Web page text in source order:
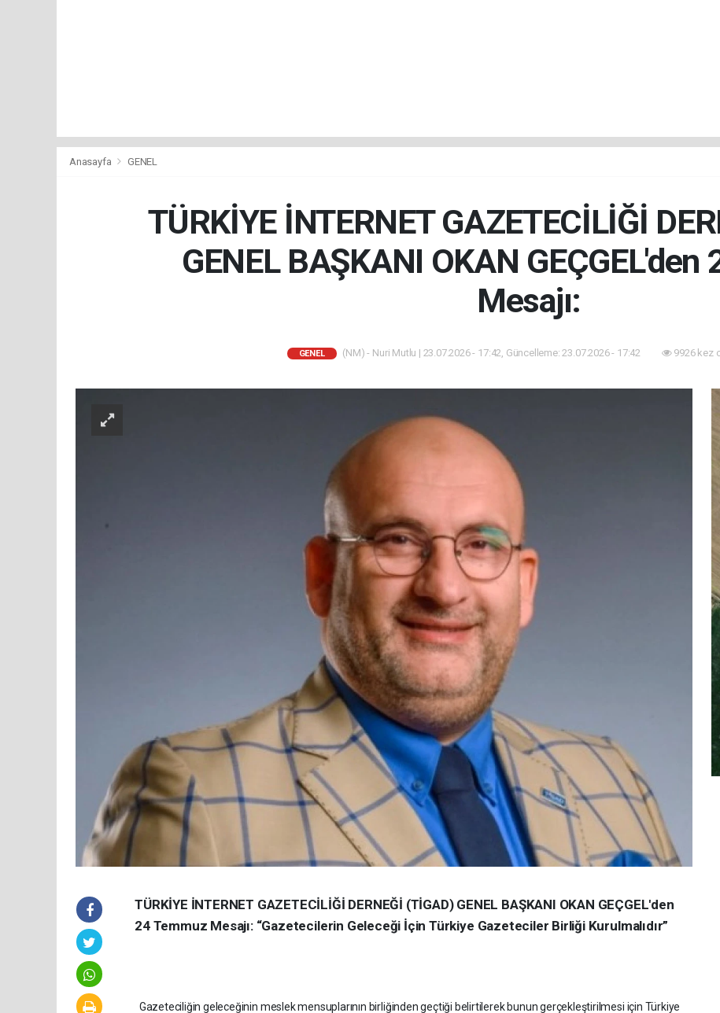
Anasayfa GENEL
TÜRKİYE İNTERNET GAZETECİLİĞİ
GENEL BAŞKANI OKAN GEÇGEL'den
Mesajı:
GENEL (NM) - Nuri Mutlu | 23.07.2026 - 17:42, Güncelleme: 23.07.2026 - 17:42 9926 kez
TÜRKİYE İNTERNET GAZETECİLİĞİ DERNEĞİ (TİGAD) GENEL BAŞKANI OKAN GEÇGEL'den
24 Temmuz Mesajı: “Gazetecilerin Geleceği İçin Türkiye Gazeteciler Birliği Kurulmalıdır”
Gazeteciliğin geleceğinin meslek mensuplarının birliğinden geçtiği belirtilerek bunun gerçekleştirilmesi için Türkiye